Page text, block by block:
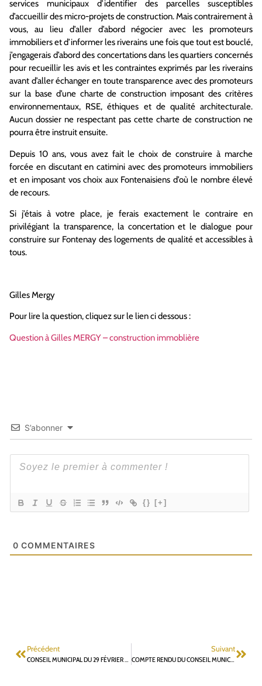
services municipaux d’identifier des parcelles susceptibles
d’accueillir des micro-projets de construction. Mais contrairement à
vous, au lieu d’aller d’abord négocier avec les promoteurs
immobiliers et d’informer les riverains une fois que tout est bouclé,
j’engagerais d’abord des concertations dans les quartiers concernés
pour recueillir les avis et les contraintes exprimés par les riverains
avant d’aller échanger en toute transparence avec des promoteurs
sur la base d’une charte de construction imposant des critères
environnementaux, RSE, éthiques et de qualité architecturale.
Aucun dossier ne respectant pas cette charte de construction ne
pourra être instruit ensuite.
Depuis 10 ans, vous avez fait le choix de construire à marche
forcée en discutant en catimini avec des promoteurs immobiliers
et en imposant vos choix aux Fontenaisiens d’où le nombre élevé
de recours.
Si j’étais à votre place, je ferais exactement le contraire en
privilégiant la transparence, la concertation et le dialogue pour
construire sur Fontenay des logements de qualité et accessibles à
tous.
Gilles Mergy
Pour lire la question, cliquez sur le lien ci dessous :
Question à Gilles MERGY – construction immoblière
S’abonner
{} [+]
0 COMMENTAIRES
Précédent
CONSEIL MUNICIPAL DU 29 FÉVRIER 2024 QUESTION ORALE DÉPOSÉE PAR GILLES MERGY CONCERNANT LE PROJET DE CHANTIER DE CONSTRUCTION IMMOBILIÈRE SUR L’ILOT POTIERS
Suivant
COMPTE RENDU DU CONSEIL MUNICIPAL DU 29 FÉVRIER 2024